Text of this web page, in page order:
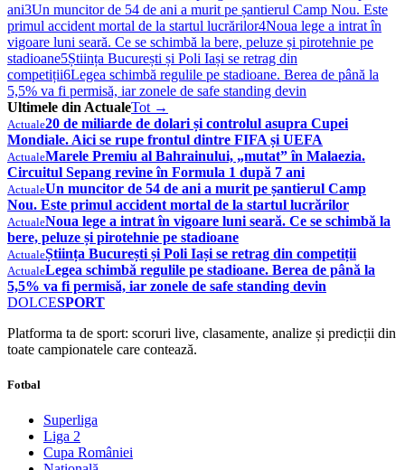
ani3Un muncitor de 54 de ani a murit pe șantierul Camp Nou. Este
primul accident mortal de la startul lucrărilor4Noua lege a intrat în
vigoare luni seară. Ce se schimbă la bere, peluze și pirotehnie pe
stadioane5Știința București și Poli Iași se retrag din
competiții6Legea schimbă regulile pe stadioane. Berea de până la
5,5% va fi permisă, iar zonele de safe standing devin
Ultimele din ActualeTot →
Actuale20 de miliarde de dolari și controlul asupra Cupei
Mondiale. Aici se rupe frontul dintre FIFA și UEFA
ActualeMarele Premiu al Bahrainului, „mutat” în Malaezia.
Circuitul Sepang revine în Formula 1 după 7 ani
ActualeUn muncitor de 54 de ani a murit pe șantierul Camp
Nou. Este primul accident mortal de la startul lucrărilor
ActualeNoua lege a intrat în vigoare luni seară. Ce se schimbă la
bere, peluze și pirotehnie pe stadioane
ActualeȘtiința București și Poli Iași se retrag din competiții
ActualeLegea schimbă regulile pe stadioane. Berea de până la
5,5% va fi permisă, iar zonele de safe standing devin
DOLCESPORT
Platforma ta de sport: scoruri live, clasamente, analize și predicții din
toate campionatele care contează.
Fotbal
Superliga
Liga 2
Cupa României